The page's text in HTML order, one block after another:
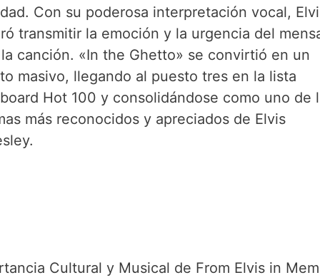
Con su poderosa interpretación vocal,
transmitir la emoción y la urgencia del
canción. «In the Ghetto» se convirtió en un
masivo, llegando al puesto tres en la lista
Hot 100 y consolidándose como uno de
más reconocidos y apreciados de Elvis
Cultural y Musical de From Elvis in